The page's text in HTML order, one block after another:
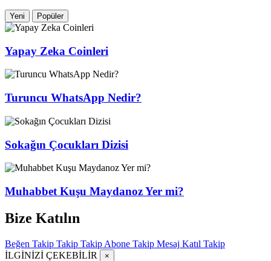
Yeni Popüler
Yapay Zeka Coinleri
Turuncu WhatsApp Nedir?
Sokağın Çocukları Dizisi
Muhabbet Kuşu Maydanoz Yer mi?
Bize Katılın
Beğen Takip Takip Takip Abone Takip Mesaj Katıl Takip
İLGİNİZİ ÇEKEBİLİR
×